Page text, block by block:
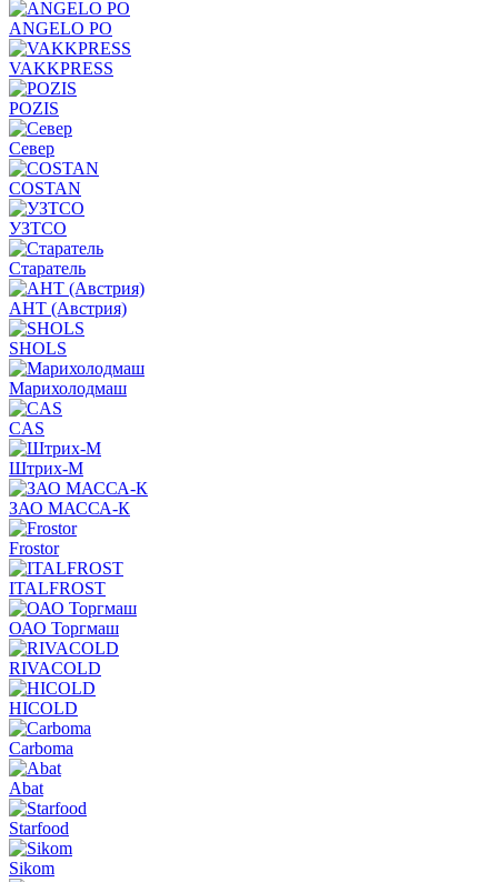
ANGELO PO
VAKKPRESS
POZIS
Север
COSTAN
УЗТСО
Старатель
АНТ (Австрия)
SHOLS
Марихолодмаш
CAS
Штрих-М
ЗАО МАССА-К
Frostor
ITALFROST
ОАО Торгмаш
RIVACOLD
HICOLD
Carboma
Abat
Starfood
Sikom